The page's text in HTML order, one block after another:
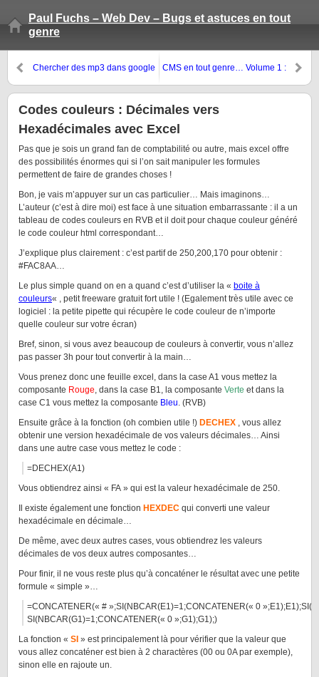
Paul Fuchs – Web Dev – Bugs et astuces en tout
genre
Chercher des mp3 dans google
CMS en tout genre… Volume 1 :
Codes couleurs : Décimales vers
Hexadécimales avec Excel
Pas que je sois un grand fan de comptabilité ou autre, mais excel offre
des possibilités énormes qui si l’on sait manipuler les formules
permettent de faire de grandes choses !
Bon, je vais m’appuyer sur un cas particulier… Mais imaginons…
L’auteur (c’est à dire moi) est face à une situation embarrassante : il a un
tableau de codes couleurs en RVB et il doit pour chaque couleur généré
le code couleur html correspondant…
J’explique plus clairement : c’est partif de 250,200,170 pour obtenir :
#FAC8AA…
Le plus simple quand on en a quand c’est d’utiliser la « boite à
couleurs« , petit freeware gratuit fort utile ! (Egalement très utile avec ce
logiciel : la petite pipette qui récupère le code couleur de n’importe
quelle couleur sur votre écran)
Bref, sinon, si vous avez beaucoup de couleurs à convertir, vous n’allez
pas passer 3h pour tout convertir à la main…
Vous prenez donc une feuille excel, dans la case A1 vous mettez la
composante Rouge, dans la case B1, la composante Verte et dans la
case C1 vous mettez la composante Bleu. (RVB)
Ensuite grâce à la fonction (oh combien utile !) DECHEX , vous allez
obtenir une version hexadécimale de vos valeurs décimales… Ainsi
dans une autre case vous mettez le code :
=DECHEX(A1)
Vous obtiendrez ainsi « FA » qui est la valeur hexadécimale de 250.
Il existe également une fonction HEXDEC qui converti une valeur
hexadécimale en décimale…
De même, avec deux autres cases, vous obtiendrez les valeurs
décimales de vos deux autres composantes…
Pour finir, il ne vous reste plus qu’à concaténer le résultat avec une petite
formule « simple »…
=CONCATENER(« # »;SI(NBCAR(E1)=1;CONCATENER(« 0
SI(NBCAR(G1)=1;CONCATENER(« 0 »;G1);G1);)
La fonction « SI » est principalement là pour vérifier que la valeur que
vous allez concaténer est bien à 2 charactères (00 ou 0A par exemple),
sinon elle en rajoute un.